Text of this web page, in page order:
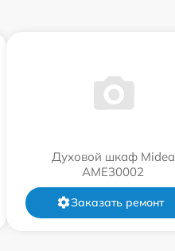
Духовой шкаф Midea
AME30002
Заказать ремонт